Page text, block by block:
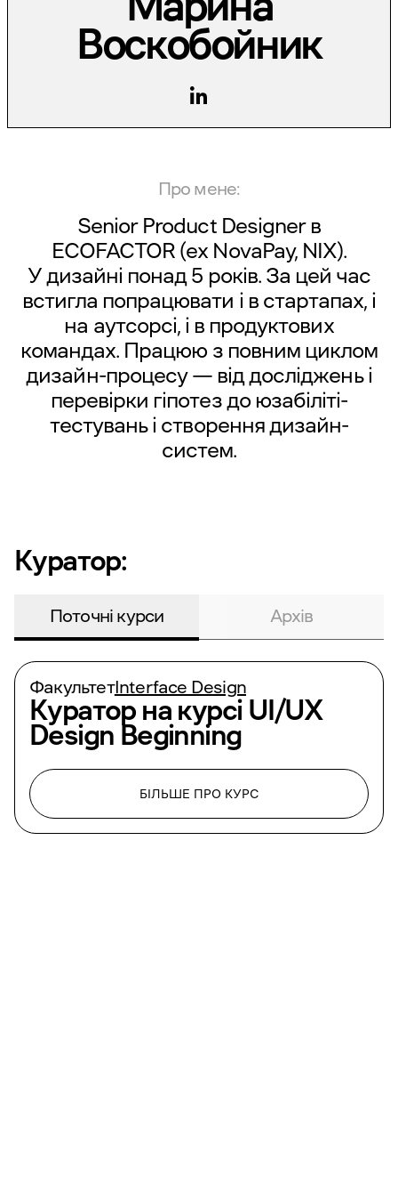
Воскобойник
Про мене:
Senior Product Designer в
ECOFACTOR (ex NovaPay, NIX).
У дизайні понад 5 років. За цей час
встигла попрацювати і в стартапах, і
на аутсорсі, і в продуктових
командах. Працюю з повним циклом
дизайн-процесу — від досліджень і
перевірки гіпотез до юзабіліті-
тестувань і створення дизайн-
систем.
Куратор:
Поточні курси Архів
ФакультетInterface Design
Куратор на курсі UI/UX
Design Beginning
БІЛЬШЕ ПРО КУРС